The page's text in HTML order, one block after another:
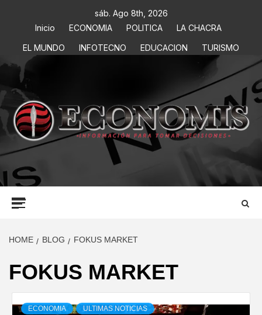
sáb. Ago 8th, 2026
Inicio
ECONOMIA POLITICA
LA CHACRA
EL MUNDO
INFOTECNO EDUCACION TURISMO
ECONOMIS
INFORMACIÓN PARA TOMAR DECISIONES
HOME BLOG FOKUS MARKET
FOKUS MARKET
ECONOMIA ULTIMAS NOTICIAS